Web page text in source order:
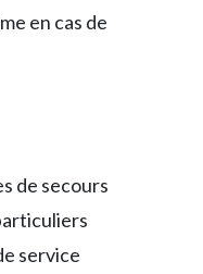
en cas de
de secours
service